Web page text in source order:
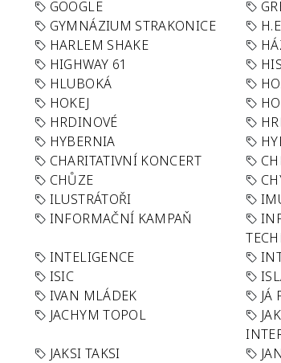
GOOGLE
GYMNÁZIUM STRAKONICE
HARLEM SHAKE
HIGHWAY 61
HLUBOKÁ
HOKEJ
HRDINOVÉ
HYBERNIA
CHARITATIVNÍ KONCERT
CHŮZE
ILUSTRÁTOŘI
INFORMAČNÍ KAMPAŇ
INTELIGENCE
ISIC
IVAN MLÁDEK
JÁ
JACHYM TOPOL
JAKSI TAKSI